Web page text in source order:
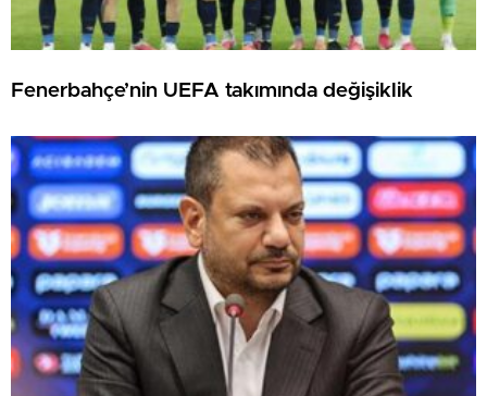
Fenerbahçe’nin UEFA takımında değişiklik